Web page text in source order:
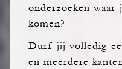
onderzoeken waar
komen?
Durf jij volledig
en meerdere